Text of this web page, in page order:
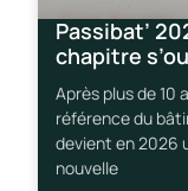
Passibat’
chapitre
Après plus de 10
référence du
devient en 2026
nouvelle